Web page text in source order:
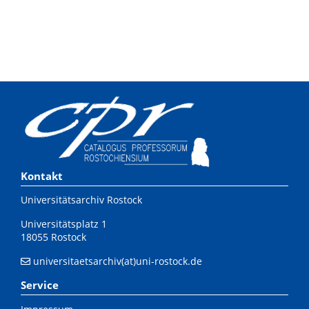
Kontakt
Universitätsarchiv Rostock
Universitätsplatz 1
18055 Rostock
universitaetsarchiv(at)uni-rostock.de
Service